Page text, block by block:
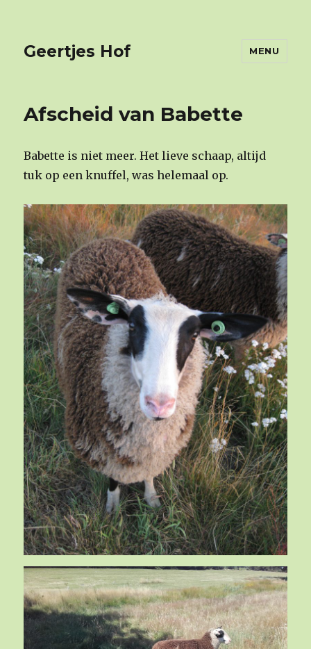
Geertjes Hof MENU
Afscheid van Babette
Babette is niet meer. Het lieve schaap, altijd
tuk op een knuffel, was helemaal op.